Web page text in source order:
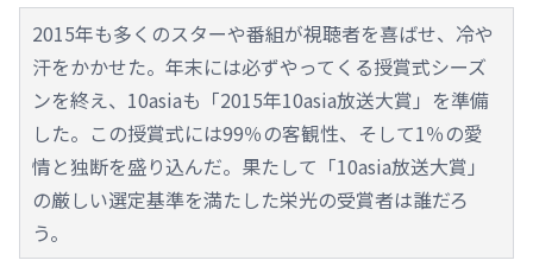
2015年も多くのスターや番組が視聴者を喜ばせ、冷や
汗をかかせた。年末には必ずやってくる授賞式シーズ
ンを終え、10asiaも「2015年10asia放送大賞」を準備
した。この授賞式には99％の客観性、そして1％の愛
情と独断を盛り込んだ。果たして「10asia放送大賞」
の厳しい選定基準を満たした栄光の受賞者は誰だろ
う。